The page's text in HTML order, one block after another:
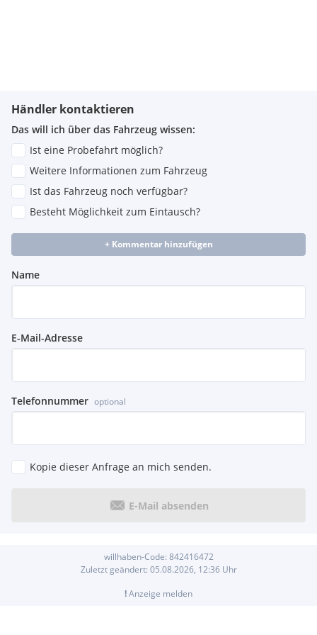
LED+LM+PDC
Händler kontaktieren
Das will ich über das Fahrzeug wissen:
Ist eine Probefahrt möglich?
Weitere Informationen zum Fahrzeug
Ist das Fahrzeug noch verfügbar?
Besteht Möglichkeit zum Eintausch?
+ Kommentar hinzufügen
Name
E-Mail-Adresse
Telefonnummer optional
Kopie dieser Anfrage an mich senden.
E-Mail absenden
willhaben-Code: 842416472
Zuletzt geändert: 05.08.2026, 12:36Uhr
!Anzeige melden